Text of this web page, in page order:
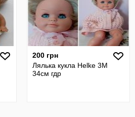
200 грн
Лялька кукла Helke 3М
34см гдр